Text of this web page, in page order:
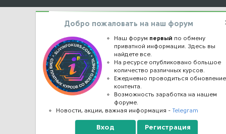
Добро пожаловать на наш форум
Наш форум первый по обмену
приватной информации. Здесь вы
найдете все.
На ресурсе опубликовано большое
количество различных курсов.
Ежедневно проводиться обновление
контента.
Возможность заработка на нашем
форуме.
Новости, акции, важная информация -Telegram
Вход Регистрация